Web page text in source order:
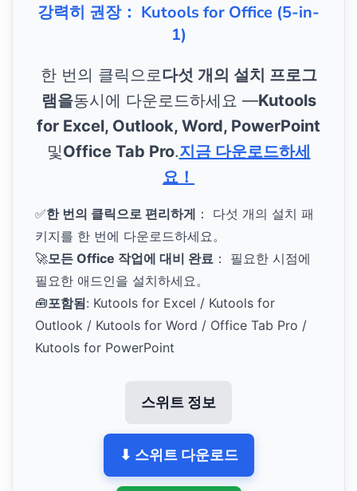
강력히 권장： Kutools for Office (5-in-
1)
한 번의 클릭으로다섯 개의 설치 프로그
램을동시에 다운로드하세요 —Kutools
for Excel, Outlook, Word, PowerPoint
및Office Tab Pro.지금 다운로드하세
요！
✅한 번의 클릭으로 편리하게 ： 다섯 개의 설치 패
키지를 한 번에 다운로드하세요。
🚀모든 Office 작업에 대비 완료 ： 필요한 시점에
필요한 애드인을 설치하세요。
🧰포함됨: Kutools for Excel / Kutools for
Outlook / Kutools for Word / Office Tab Pro /
Kutools for PowerPoint
스위트 정보
⬇ 스위트 다운로드